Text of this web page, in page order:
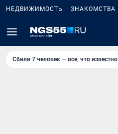
НЕДВИЖИМОСТЬ ЗНАКОМСТВА
Сбили 7 человек — все, что известно